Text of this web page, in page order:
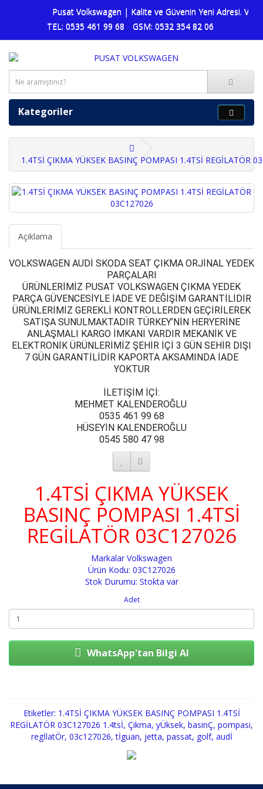
Pusat Volkswagen | Kalite ve Güvenin Yeni Adresi.
TEL: 0535 461 99 68
GSM: 0532 354 82 06
Kategoriler
1.4TSİ ÇIKMA YÜKSEK BASINÇ POMPASI 1.4TSİ REGİLATÖR
Açıklama
VOLKSWAGEN AUDİ SKODA SEAT ÇIKMA ORJİNAL YEDEK
PARÇALARI
ÜRÜNLERİMİZ PUSAT VOLKSWAGEN ÇIKMA YEDEK
PARÇA GÜVENCESİYLE İADE VE DEĞİŞİM GARANTİLİDİR
ÜRÜNLERİMİZ GEREKLİ KONTROLLERDEN GEÇİRİLEREK
SATIŞA SUNULMAKTADIR TÜRKEY’NİN HERYERİNE
ANLAŞMALI KARGO İMKANI VARDIR MEKANİK VE
ELEKTRONİK ÜRÜNLERİMİZ ŞEHİR İÇİ 3 GÜN SEHİR DIŞI
7 GÜN GARANTİLİDİR KAPORTA AKSAMINDA İADE
YOKTUR
İLETİŞİM İÇİ:
MEHMET KALENDEROĞLU
0535 461 99 68
HÜSEYİN KALENDEROĞLU
0545 580 47 98
1.4TSİ ÇIKMA YÜKSEK
BASINÇ POMPASI 1.4TSİ
REGİLATÖR 03C127026
Markalar Volkswagen
Ürün Kodu: 03C127026
Stok Durumu: Stokta var
Adet
WhatsApp'tan Bilgi Al
Etiketler: 1.4TSİ ÇIKMA YÜKSEK BASINÇ POMPASI 1.4TSİ
REGİLATÖR 03C127026 1.4tsİ, Çikma, yÜksek, basinÇ, pompasi,
regİlatÖr, 03c127026,tİguan, jetta, passat, golf, audİ